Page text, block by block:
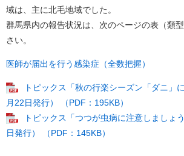
域は、主に北毛地域でした。
群馬県内の報告状況は、次のページの表（類
さい。
医師が届出を行う感染症（全数把握）
トピックス「秋の行楽シーズン「ダニ」
月22日発行） （PDF：195KB）
トピックス「つつが虫病に注意しましょ
日発行） （PDF：145KB）